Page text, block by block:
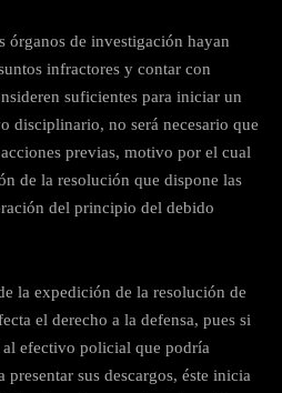
órganos de investigación hayan
infractores y contar con
suficientes para iniciar un
disciplinario, no será necesario que
previas, motivo por el cual
de la resolución que dispone las
del principio del debido
la expedición de la resolución de
el derecho a la defensa, pues si
efectivo policial que podría
sus descargos, éste inicia